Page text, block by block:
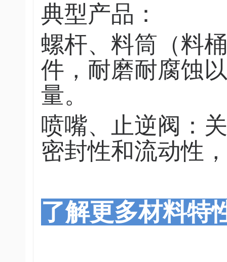
典型产品：
螺杆、料筒（料
件，耐磨耐腐蚀
量。
喷嘴、止逆阀：
密封性和流动性
了解更多材料特